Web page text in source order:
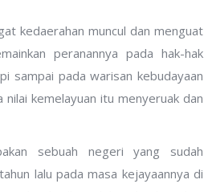
kedaerahan muncul dan menguat
peranannya pada hak-hak
sampai pada warisan kebudayaan
kemelayuan itu menyeruak dan
sebuah negeri yang sudah
lalu pada masa kejayaannya di